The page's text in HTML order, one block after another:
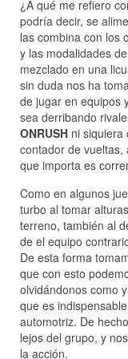
¿A qué me refiero
podría decir, se
las combina con los
y las modalidades
mezclado en una
sin duda nos ha
de jugar en equipos
sea derribando
ONRUSH ni siquiera
contador de vueltas,
que importa es
Como en algunos
turbo al tomar
terreno, también al
de el equipo
De esta forma
que con esto
olvidándonos como
que es
automotriz. De
lejos del grupo, y
la acción.